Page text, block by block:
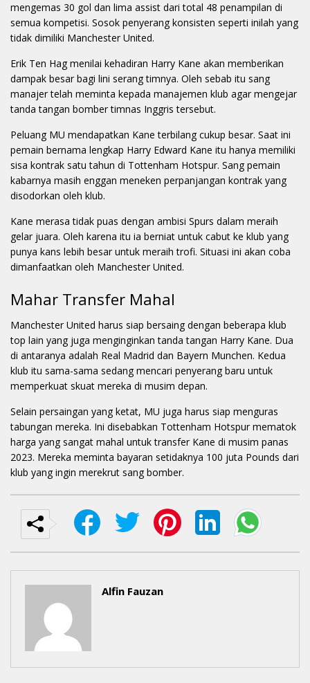
mengemas 30 gol dan lima assist dari total 48 penampilan di
semua kompetisi. Sosok penyerang konsisten seperti inilah yang
tidak dimiliki Manchester United.
Erik Ten Hag menilai kehadiran Harry Kane akan memberikan
dampak besar bagi lini serang timnya. Oleh sebab itu sang
manajer telah meminta kepada manajemen klub agar mengejar
tanda tangan bomber timnas Inggris tersebut.
Peluang MU mendapatkan Kane terbilang cukup besar. Saat ini
pemain bernama lengkap Harry Edward Kane itu hanya memiliki
sisa kontrak satu tahun di Tottenham Hotspur. Sang pemain
kabarnya masih enggan meneken perpanjangan kontrak yang
disodorkan oleh klub.
Kane merasa tidak puas dengan ambisi Spurs dalam meraih
gelar juara. Oleh karena itu ia berniat untuk cabut ke klub yang
punya kans lebih besar untuk meraih trofi. Situasi ini akan coba
dimanfaatkan oleh Manchester United.
Mahar Transfer Mahal
Manchester United harus siap bersaing dengan beberapa klub
top lain yang juga menginginkan tanda tangan Harry Kane. Dua
di antaranya adalah Real Madrid dan Bayern Munchen. Kedua
klub itu sama-sama sedang mencari penyerang baru untuk
memperkuat skuat mereka di musim depan.
Selain persaingan yang ketat, MU juga harus siap menguras
tabungan mereka. Ini disebabkan Tottenham Hotspur mematok
harga yang sangat mahal untuk transfer Kane di musim panas
2023. Mereka meminta bayaran setidaknya 100 juta Pounds dari
klub yang ingin merekrut sang bomber.
Alfin Fauzan